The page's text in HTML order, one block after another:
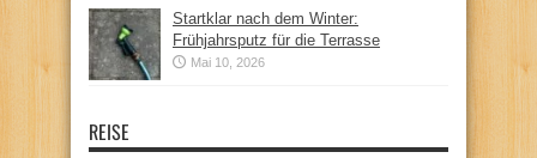
Startklar nach dem Winter:
Frühjahrsputz für die Terrasse
Mai 10, 2026
REISE